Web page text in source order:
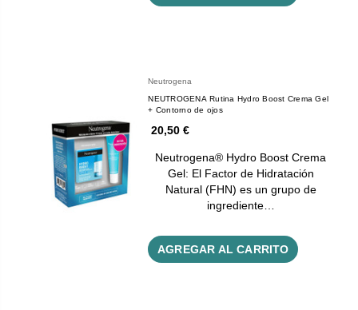
Neutrogena
NEUTROGENA Rutina Hydro Boost Crema Gel
+ Contorno de ojos
20,50 €
Neutrogena® Hydro Boost Crema
Gel: El Factor de Hidratación
Natural (FHN) es un grupo de
ingrediente…
AGREGAR AL CARRITO